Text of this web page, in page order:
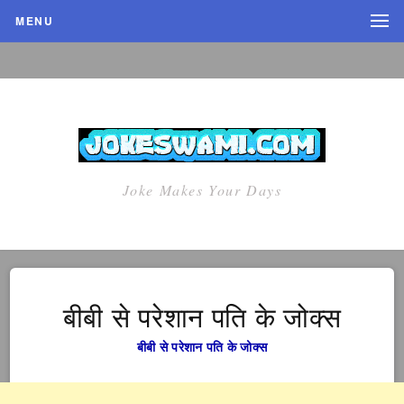
MENU
Joke Makes Your Days
बीबी से परेशान पति के जोक्स
बीबी से परेशान पति के जोक्स